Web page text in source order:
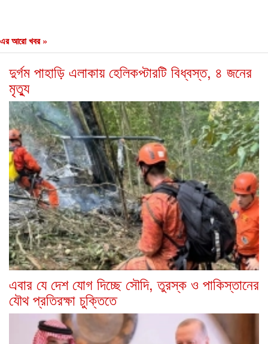
এর আরো খবর »
দুর্গম পাহাড়ি এলাকায় হেলিকপ্টারটি বিধ্বস্ত, ৪ জনের
মৃত্যু
এবার যে দেশ যোগ দিচ্ছে সৌদি, তুরস্ক ও পাকিস্তানের
যৌথ প্রতিরক্ষা চুক্তিতে